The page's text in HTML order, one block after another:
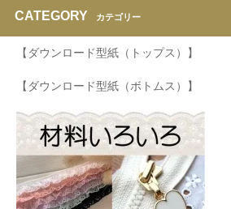
CATEGORY カテゴリー
【ダウンロード型紙（トップス）】
【ダウンロード型紙（ボトムス）】